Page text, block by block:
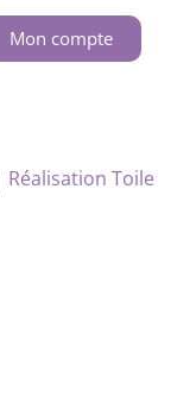
Mon compte
Réalisation Toile